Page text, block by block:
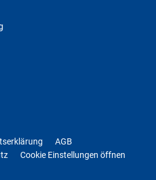
AGB
Cookie Einstellungen öffnen